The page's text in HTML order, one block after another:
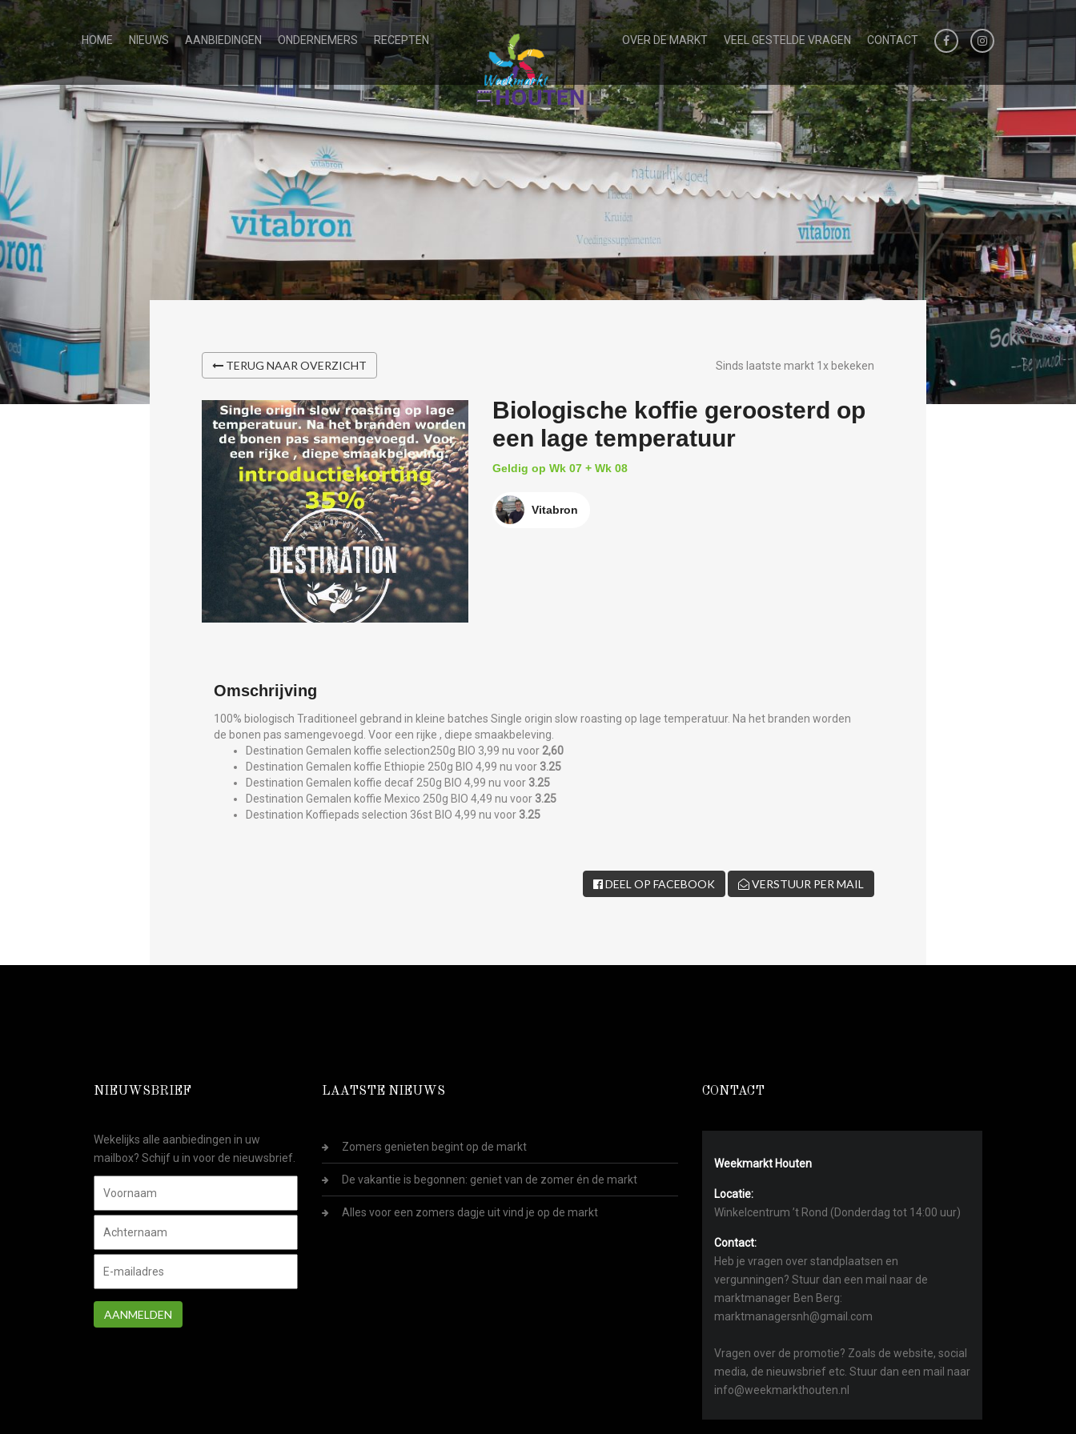
HOME NIEUWS AANBIEDINGEN ONDERNEMERS RECEPTEN OVER DE MARKT VEEL GESTELDE VRAGEN CONTACT
TERUG NAAR OVERZICHT Sinds laatste markt 1x bekeken
Biologische koffie geroosterd op
een lage temperatuur
Geldig op Wk 07 + Wk 08
Vitabron
Omschrijving
100% biologisch Traditioneel gebrand in kleine batches Single origin slow roasting op lage temperatuur. Na het branden worden
de bonen pas samengevoegd. Voor een rijke , diepe smaakbeleving.
Destination Gemalen koffie selection250g BIO 3,99 nu voor2,60
Destination Gemalen koffie Ethiopie 250g BIO 4,99 nu voor 3.25
Destination Gemalen koffie decaf 250g BIO 4,99 nu voor 3.25
Destination Gemalen koffie Mexico 250g BIO 4,49 nu voor 3.25
Destination Koffiepads selection 36st BIO 4,99 nu voor 3.25
DEEL OP FACEBOOK VERSTUUR PER MAIL
NIEUWSBRIEF
Wekelijks alle aanbiedingen in uw
mailbox? Schijf u in voor de nieuwsbrief.
AANMELDEN
LAATSTE NIEUWS
Zomers genieten begint op de markt
De vakantie is begonnen: geniet van de zomer én de markt
Alles voor een zomers dagje uit vind je op de markt
CONTACT
Weekmarkt Houten
Locatie:
Winkelcentrum ’t Rond (Donderdag tot 14:00 uur)
Contact:
Heb je vragen over standplaatsen en
vergunningen? Stuur dan een mail naar de
marktmanager Ben Berg:
marktmanagersnh@gmail.com
Vragen over de promotie? Zoals de website, social
media, de nieuwsbrief etc. Stuur dan een mail naar
info@weekmarkthouten.nl